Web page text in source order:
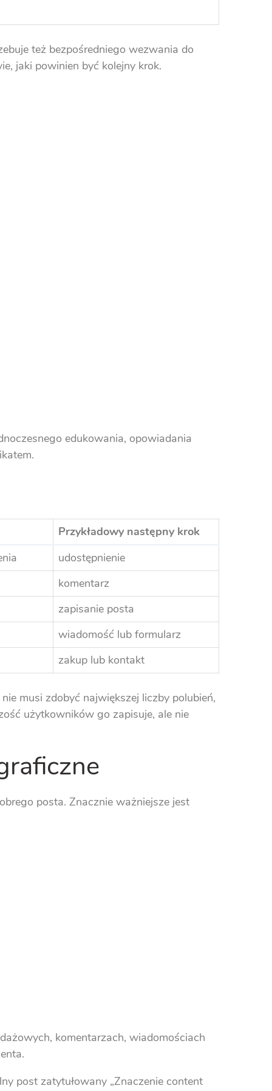
też bezpośredniego wezwania do
jaki powinien być kolejny krok.
edukowania, opowiadania
Przykładowy następny krok
udostępnienie
komentarz
zapisanie posta
wiadomość lub formularz
zakup lub kontakt
musi zdobyć największej liczby polubień,
użytkowników go zapisuje, ale nie
posta. Znacznie ważniejsze jest
komentarzach, wiadomościach
post zatytułowany „Znaczenie content